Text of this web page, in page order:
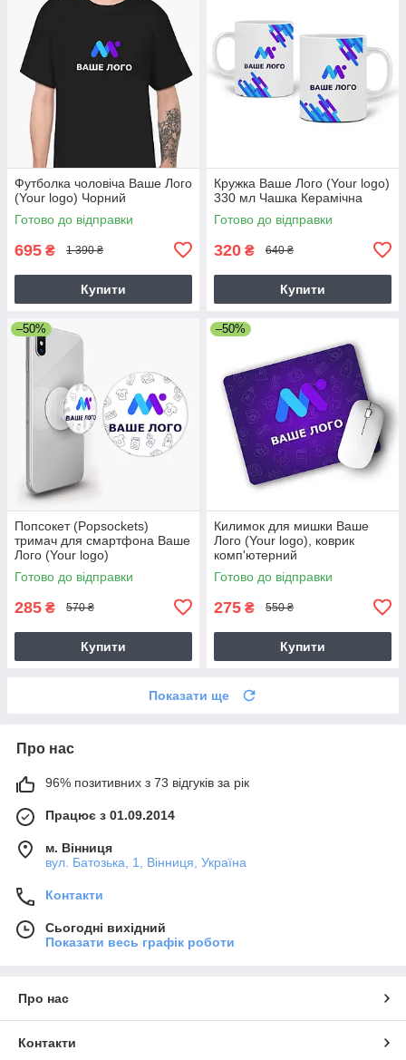
Футболка чоловіча Ваше Лого
(Your logo) Чорний
Готово до відправки
695 ₴ 1 390 ₴
Купити
Кружка Ваше Лого (Your logo)
330 мл Чашка Керамічна
Готово до відправки
320 ₴ 640 ₴
Купити
–50%
Попсокет (Popsockets)
тримач для смартфона Ваше
Лого (Your logo)
Готово до відправки
285 ₴ 570 ₴
Купити
–50%
Килимок для мишки Ваше
Лого (Your logo), коврик
комп'ютерний
Готово до відправки
275 ₴ 550 ₴
Купити
Показати ще
Про нас
96% позитивних з 73 відгуків за рік
Працює з 01.09.2014
м. Вінниця
вул. Батозька, 1, Вінниця, Україна
Контакти
Сьогодні вихідний
Показати весь графік роботи
Про нас
Контакти